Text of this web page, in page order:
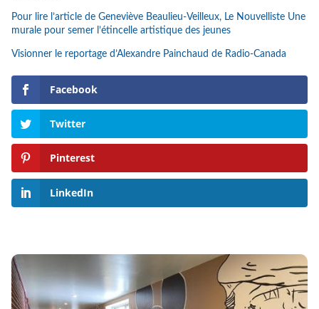
Pour lire l’article de Geneviève Beaulieu-Veilleux, Le Nouvelliste Une
murale pour semer l’étincelle artistique des jeunes
Visionner le reportage d’Alexandre Painchaud de Radio-Canada
Facebook
Twitter
Pinterest
LinkedIn